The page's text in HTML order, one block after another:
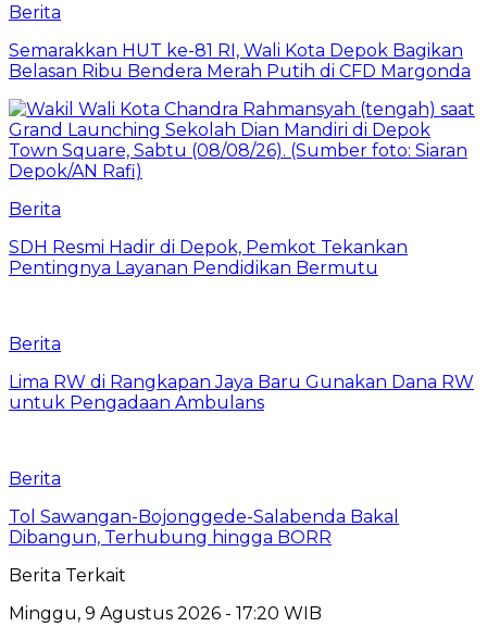
Berita
Semarakkan HUT ke-81 RI, Wali Kota Depok Bagikan
Belasan Ribu Bendera Merah Putih di CFD Margonda
Berita
SDH Resmi Hadir di Depok, Pemkot Tekankan
Pentingnya Layanan Pendidikan Bermutu
Berita
Lima RW di Rangkapan Jaya Baru Gunakan Dana RW
untuk Pengadaan Ambulans
Berita
Tol Sawangan-Bojonggede-Salabenda Bakal
Dibangun, Terhubung hingga BORR
Berita Terkait
Minggu, 9 Agustus 2026 - 17:20 WIB